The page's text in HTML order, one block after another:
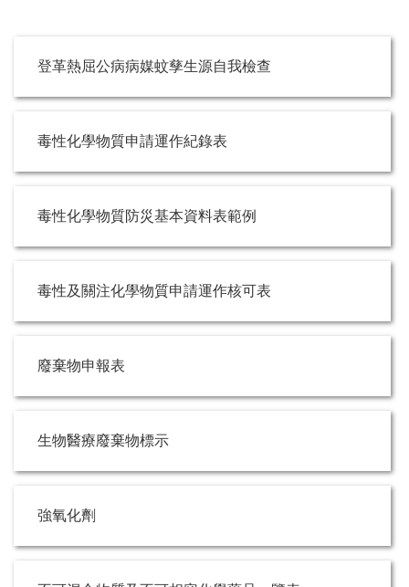
登革熱屈公病病媒蚊孳生源自我檢查
毒性化學物質申請運作紀錄表
毒性化學物質防災基本資料表範例
毒性及關注化學物質申請運作核可表
廢棄物申報表
生物醫療廢棄物標示
強氧化劑